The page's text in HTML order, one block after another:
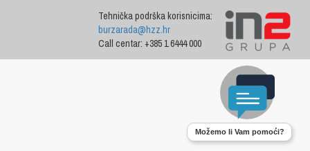
Tehnička podrška korisnicima:
burzarada@hzz.hr
Call centar: +385 1 6444 000